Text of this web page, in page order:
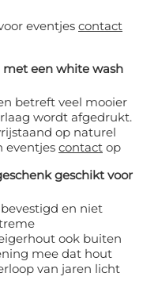
eventjes contact
een white wash
betreft veel mooier
wordt afgedrukt.
op naturel
eventjes contact op
geschikt voor
en niet
ook buiten
mee dat hout
van jaren licht